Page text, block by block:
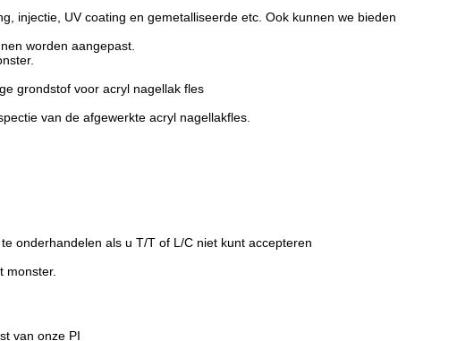
injectie, UV coating en gemetalliseerde etc. Ook kunnen we bieden
worden aangepast.
grondstof voor acryl nagellak fles
van de afgewerkte acryl nagellakfles.
onderhandelen als u T/T of L/C niet kunt accepteren
monster.
van onze PI